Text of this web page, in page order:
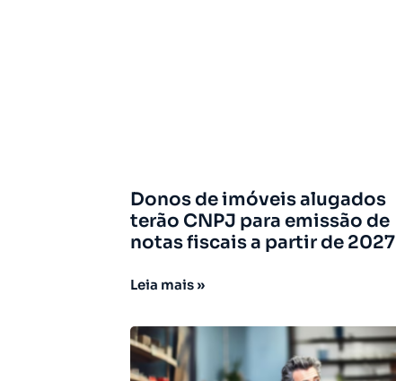
Donos de imóveis alugados
terão CNPJ para emissão de
notas fiscais a partir de 2027
Leia mais »